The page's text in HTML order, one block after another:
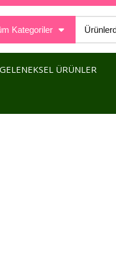
Kategoriler
Ara:
GELENEKSEL ÜRÜNLER